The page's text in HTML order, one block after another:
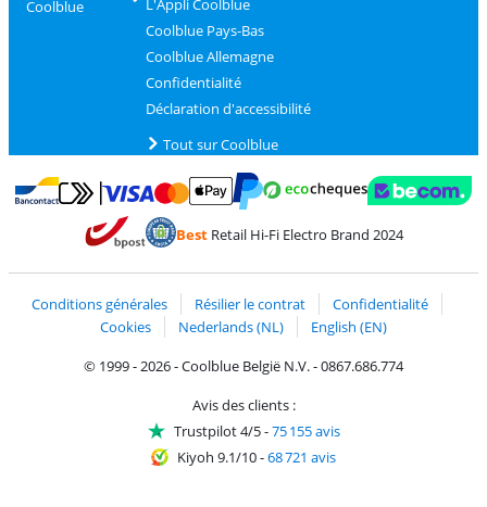
Coolblue
L'Appli Coolblue
Coolblue Pays-Bas
Coolblue Allemagne
Confidentialité
Déclaration d'accessibilité
Tout sur Coolblue
Payer avec Bancontact
Payer avec MasterCard et Visa via ClickToPay
Payer avec PayPal
BestRetail Hi-Fi Electro Brand 2024
Conditions générales Résilier le contrat
Confidentialité
Cookies
Nederlands (NL)
English (EN)
© 1999 - 2026 - Coolblue België N.V. - 0867.686.774
Avis des clients :
Trustpilot 4/5-75 155 avis
Kiyoh 9.1/10-68 721 avis